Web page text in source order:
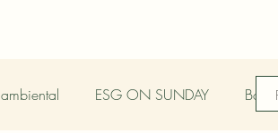
ambiental ESG ON SUNDAY